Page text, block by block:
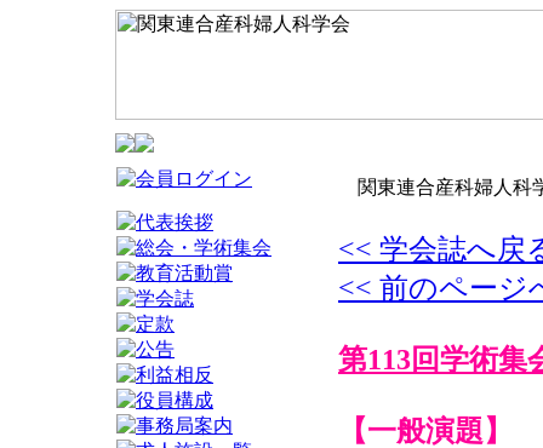
関東連合産科婦人科
<< 学会誌へ戻
<< 前のページ
第113回学術集
【一般演題】